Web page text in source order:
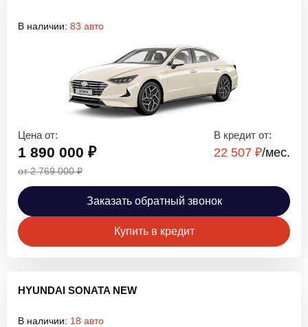
В наличии: 83 авто
Цена от:
1 890 000 ₽
от 2 769 000 ₽
В кредит от:
22 507 ₽/мec.
Заказать обратный звонок
Купить в кредит
HYUNDAI SONATA NEW
В наличии: 18 авто